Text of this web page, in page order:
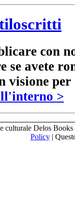
con
se avete
visione
>
culturale Delos
Policy |